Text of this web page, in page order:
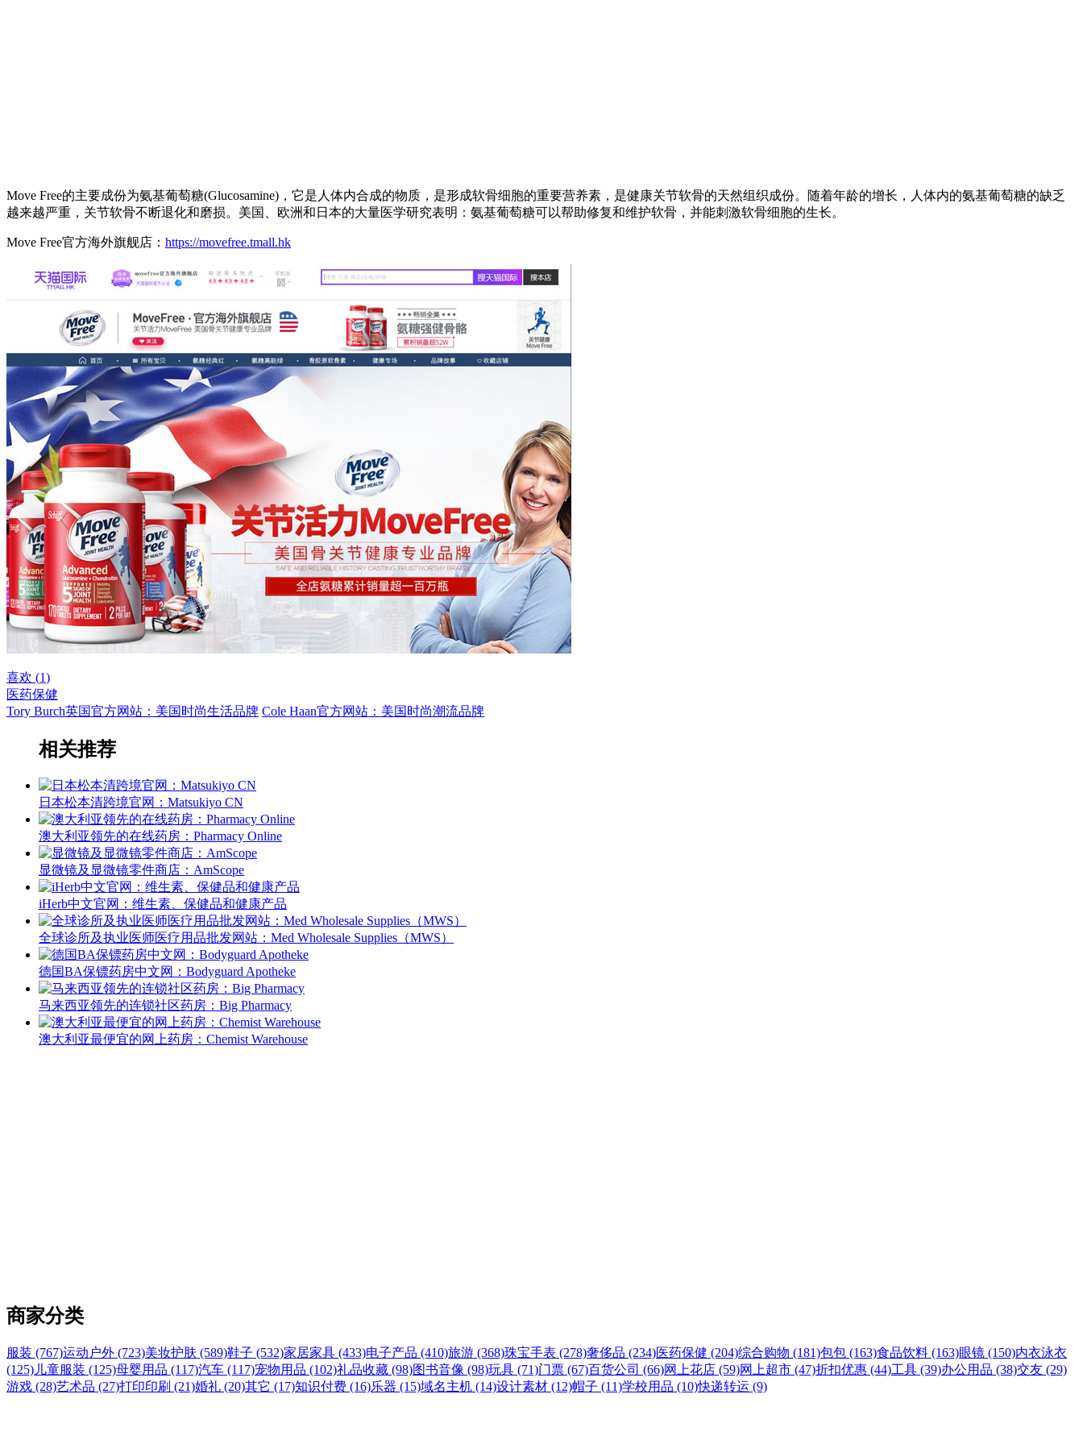
Move Free的主要成份为氨基葡萄糖(Glucosamine)，它是人体内合成的物质，是形成软骨细胞的重要营养素，是健康关节软骨的天然组织成份。随着年龄的增长，人体内的氨基葡萄糖的缺乏
越来越严重，关节软骨不断退化和磨损。美国、欧洲和日本的大量医学研究表明：氨基葡萄糖可以帮助修复和维护软骨，并能刺激软骨细胞的生长。
Move Free官方海外旗舰店： https://movefree.tmall.hk
喜欢 (1)
医药保健
Tory Burch英国官方网站：美国时尚生活品牌 Cole Haan官方网站：美国时尚潮流品牌
相关推荐
日本松本清跨境官网：Matsukiyo CN
澳大利亚领先的在线药房：Pharmacy Online
显微镜及显微镜零件商店：AmScope
iHerb中文官网：维生素、保健品和健康产品
全球诊所及执业医师医疗用品批发网站：Med Wholesale Supplies（MWS）
德国BA保镖药房中文网：Bodyguard Apotheke
马来西亚领先的连锁社区药房：Big Pharmacy
澳大利亚最便宜的网上药房：Chemist Warehouse
商家分类
服装 (767)运动户外 (723)美妆护肤 (589)鞋子 (532)家居家具 (433)电子产品 (410)旅游 (368)珠宝手表 (278)奢侈品 (234)医药保健 (204)综合购物 (181)包包 (163)食品饮料 (163)眼镜 (150)内衣泳衣
(125) 儿童服装 (125)母婴用品 (117)汽车 (117)宠物用品 (102)礼品收藏 (98)图书音像 (98)玩具 (71)门票 (67)百货公司 (66)网上花店 (59)网上超市 (47)折扣优惠 (44)工具 (39)办公用品 (38)交友 (29)
游戏 (28)艺术品 (27)打印印刷 (21)婚礼 (20)其它 (17)知识付费 (16)乐器 (15)域名主机 (14)设计素材 (12)帽子 (11)学校用品 (10)快递转运 (9)